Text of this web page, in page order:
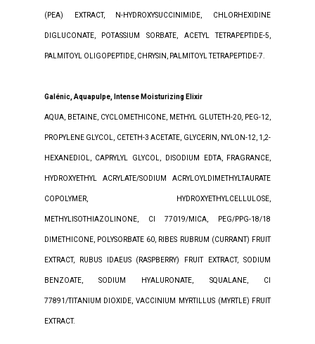
(PEA) EXTRACT, N-HYDROXYSUCCINIMIDE, CHLORHEXIDINE
DIGLUCONATE, POTASSIUM SORBATE, ACETYL TETRAPEPTIDE-5,
PALMITOYL OLIGOPEPTIDE, CHRYSIN, PALMITOYL TETRAPEPTIDE-7.
Gal énic, Aquapulpe, Intense Moisturizing Elixir
AQUA, BETAINE, CYCLOMETHICONE, METHYL GLUTETH-20, PEG-12,
PROPYLENE GLYCOL, CETETH-3 ACETATE, GLYCERIN, NYLON-12, 1,2-
HEXANEDIOL, CAPRYLYL GLYCOL, DISODIUM EDTA, FRAGRANCE,
HYDROXYETHYL ACRYLATE/SODIUM ACRYLOYLDIMETHYLTAURATE
COPOLYMER, HYDROXYETHYLCELLULOSE,
METHYLISOTHIAZOLINONE, CI 77019/MICA, PEG/PPG-18/18
DIMETHICONE, POLYSORBATE 60, RIBES RUBRUM (CURRANT) FRUIT
EXTRACT, RUBUS IDAEUS (RASPBERRY) FRUIT EXTRACT, SODIUM
BENZOATE, SODIUM HYALURONATE, SQUALANE, CI
77891/TITANIUM DIOXIDE, VACCINIUM MYRTILLUS (MYRTLE) FRUIT
EXTRACT.